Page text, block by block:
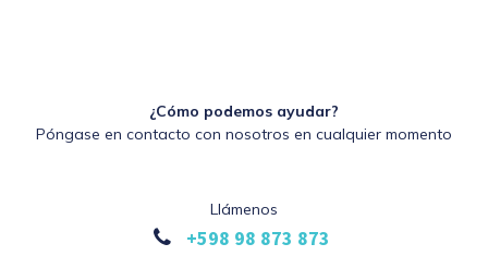
¿Cómo podemos ayudar?
Póngase en contacto con nosotros en cualquier momento
Llámenos
+598 98 873 873